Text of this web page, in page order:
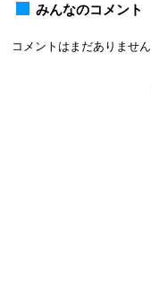
みんなのコメント
コメントはまだありません